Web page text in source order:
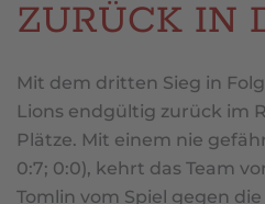
ZURÜCK IN
Mit dem dritten Sieg in
Lions endgültig zurück im
Plätze. Mit einem nie
0:7; 0:0), kehrt das Team
Tomlin vom Spiel gegen